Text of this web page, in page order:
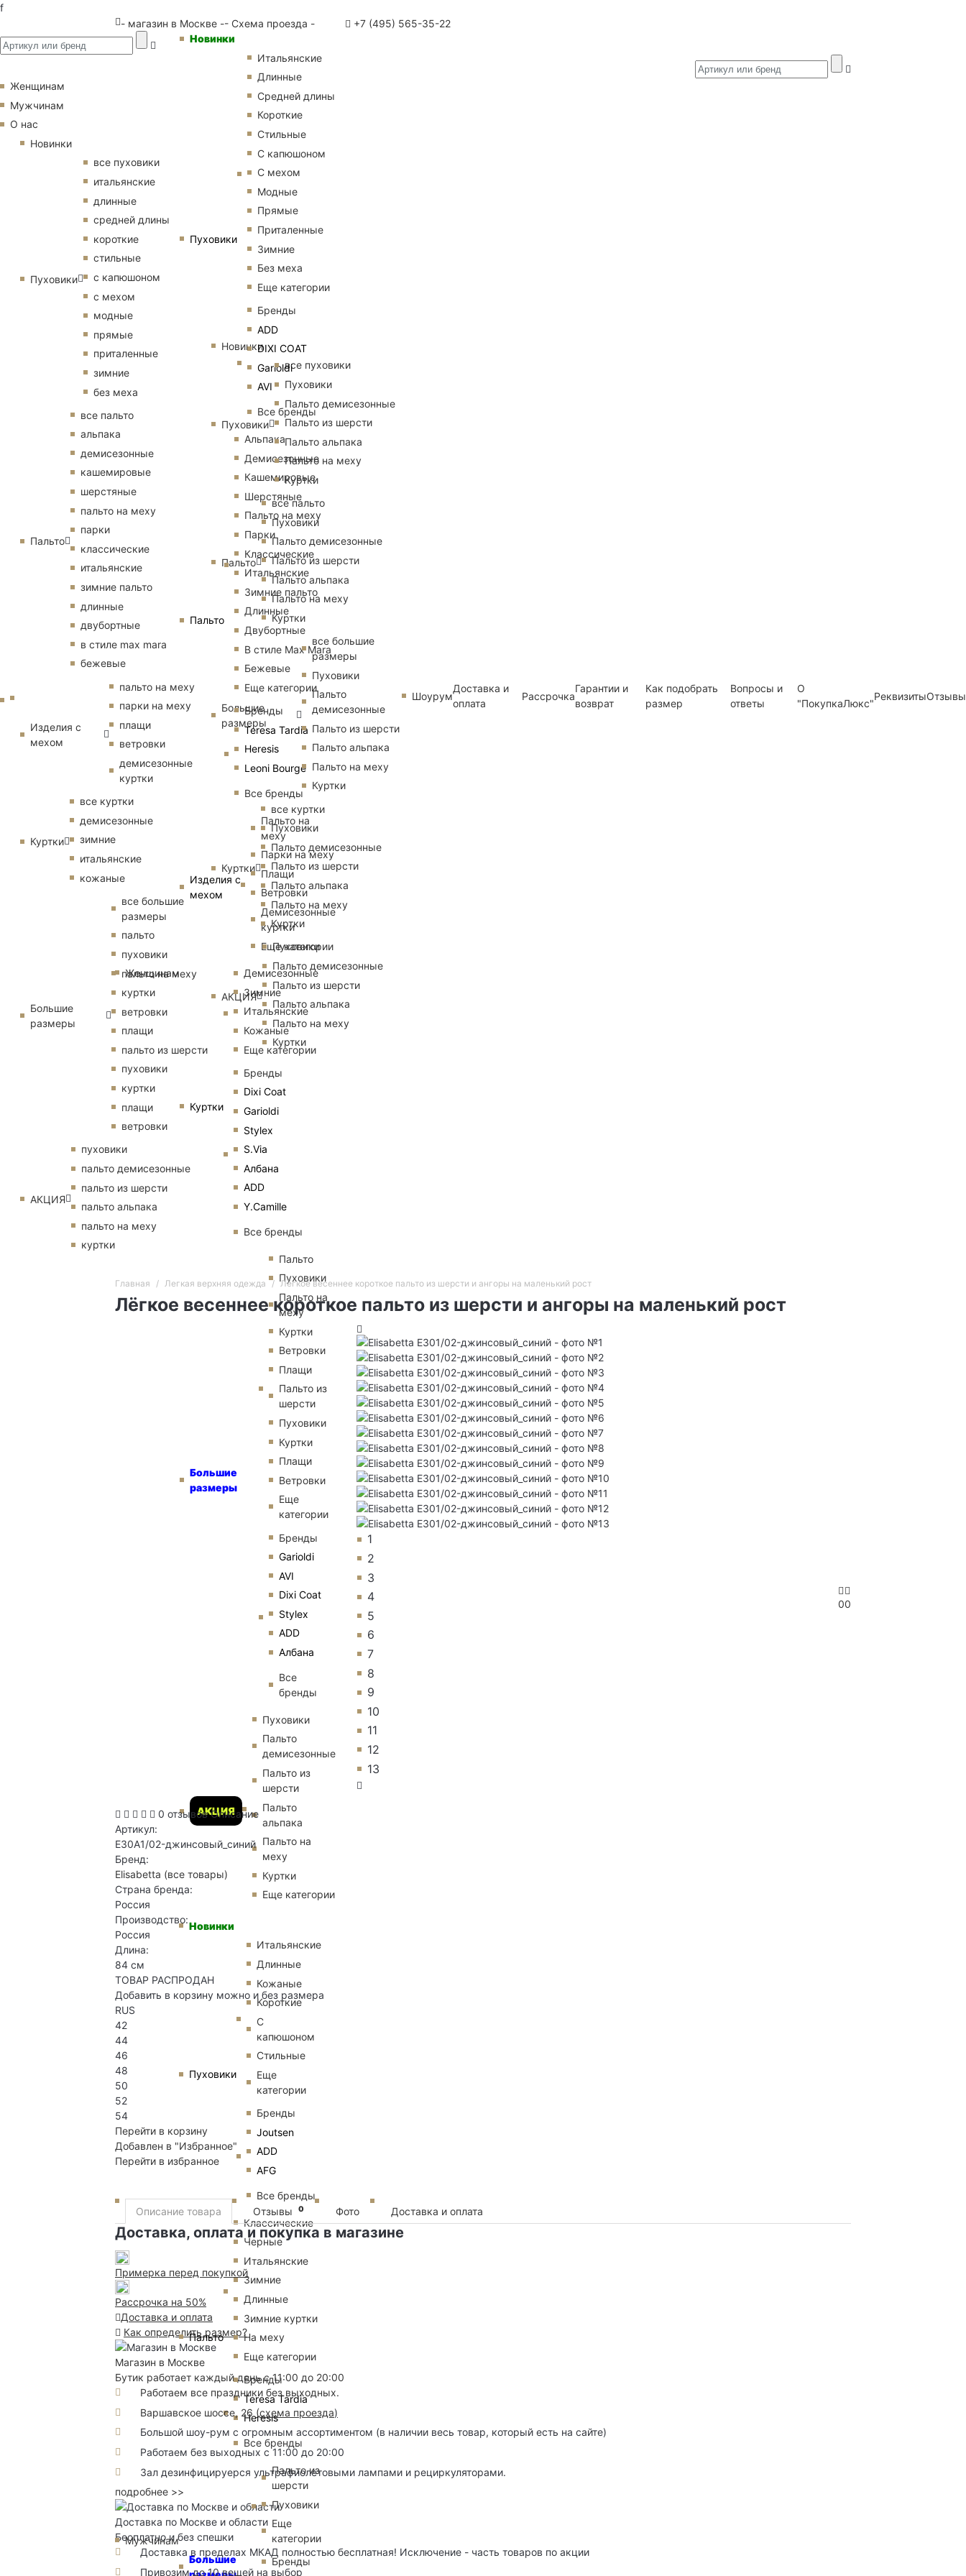
f
- магазин в Москве -- Схема проезда - +7 (495) 565-35-22
Женщинам
Новинки
Пуховики
Итальянские
Длинные
Средней длины
Короткие
Стильные
С капюшоном
С мехом
Модные
Прямые
Приталенные
Зимние
Без меха
Еще категории
Бренды
ADD
DIXI COAT
Garioldi
AVI
Все бренды
Пальто
Альпака
Демисезонные
Кашемировые
Шерстяные
Пальто на меху
Парки
Классические
Итальянские
Зимние пальто
Длинные
Двубортные
В стиле Max Mara
Бежевые
Еще категории
Бренды
Teresa Tardia
Heresis
Leoni Bourge
Все бренды
Изделия с
мехом
Пальто на
меху
Парки на меху
Плащи
Ветровки
Демисезонные
куртки
Еще категории
Куртки
Демисезонные
Зимние
Итальянские
Кожаные
Еще категории
Бренды
Dixi Coat
Garioldi
Stylex
S.Via
Албана
ADD
Y.Camille
Все бренды
Большие
размеры
Пальто
Пуховики
Пальто на
меху
Куртки
Ветровки
Плащи
Пальто из
шерсти
Пуховики
Куртки
Плащи
Ветровки
Еще
категории
Бренды
Garioldi
AVI
Dixi Coat
Stylex
ADD
Албана
Все
бренды
АКЦИЯ
Пуховики
Пальто
демисезонные
Пальто из
шерсти
Пальто
альпака
Пальто на
меху
Куртки
Еще категории
Мужчинам
Новинки
Пуховики
Итальянские
Длинные
Кожаные
Короткие
С
капюшоном
Стильные
Еще
категории
Бренды
Joutsen
ADD
AFG
Все бренды
Пальто
Классические
Черные
Итальянские
Зимние
Длинные
Зимние куртки
На меху
Еще категории
Бренды
Teresa Tardia
Heresis
Все бренды
Большие
Пальто из
шерсти
Пуховики
Еще
категории
Бренды
00
Женщинам
Мужчинам
О нас
Новинки
Пуховики
все пуховики
итальянские
длинные
средней длины
короткие
стильные
с капюшоном
с мехом
модные
прямые
приталенные
зимние
без меха
Пальто
все пальто
альпака
демисезонные
кашемировые
шерстяные
пальто на меху
парки
классические
итальянские
зимние пальто
длинные
двубортные
в стиле max mara
бежевые
Изделия с
мехом
пальто на меху
парки на меху
плащи
ветровки
демисезонные
куртки
Куртки
все куртки
демисезонные
зимние
итальянские
кожаные
Большие
размеры
все большие
размеры
пальто
пуховики
пальто на меху
куртки
ветровки
плащи
пальто из шерсти
пуховики
куртки
плащи
ветровки
АКЦИЯ
пуховики
пальто демисезонные
пальто из шерсти
пальто альпака
пальто на меху
куртки
Новинки
Пуховики
все пуховики
Пуховики
Пальто демисезонные
Пальто из шерсти
Пальто альпака
Пальто на меху
Куртки
Пальто
все пальто
Пуховики
Пальто демисезонные
Пальто из шерсти
Пальто альпака
Пальто на меху
Куртки
Большие
размеры
все большие
размеры
Пуховики
Пальто
демисезонные
Пальто из шерсти
Пальто альпака
Пальто на меху
Куртки
Куртки
все куртки
Пуховики
Пальто демисезонные
Пальто из шерсти
Пальто альпака
Пальто на меху
Куртки
АКЦИЯ
Пуховики
Пальто демисезонные
Пальто из шерсти
Пальто альпака
Пальто на меху
Куртки
Шоурум
Доставка и
оплата
Рассрочка
Гарантии и
возврат
Как подобрать
размер
Вопросы и
ответы
О
"ПокупкаЛюкс"
РеквизитыОтзывы
Главная Легкая верхняя одежда Лёгкое весеннее короткое пальто из шерсти и ангоры на маленький рост
Лёгкое весеннее короткое пальто из шерсти и ангоры на маленький рост
1
2
3
4
5
6
7
8
9
10
11
12
13
0 отзывов Описание
Артикул:
E30A1/02-джинсовый_синий
Бренд:
Elisabetta (все товары)
Страна бренда:
Россия
Производство:
Россия
Длина:
84 см
ТОВАР РАСПРОДАН
Добавить в корзину можно и без размера
RUS
42
44
46
48
50
52
54
Перейти в корзину
Добавлен в "Избранное"
Перейти в избранное
Описание товара Отзывы 0 Фото Доставка и оплата
Доставка, оплата и покупка в магазине
Примерка перед покупкой
Рассрочка на 50%
Доставка и оплата
Как определить размер?
Магазин в Москве
Бутик работает каждый день с 11:00 до 20:00
Работаем все праздники без выходных.
Варшавское шоссе, 26 (схема проезда)
Большой шоу-рум с огромным ассортиментом (в наличии весь товар, который есть на сайте)
Работаем без выходных с 11:00 до 20:00
Зал дезинфицируерся ультрафиолетовыми лампами и рециркуляторами.
подробнее >>
Доставка по Москве и области
Бесплатно и без спешки
Доставка в пределах МКАД полностью бесплатная! Исключение - часть товаров по акции
Привозим до 10 вещей на выбор